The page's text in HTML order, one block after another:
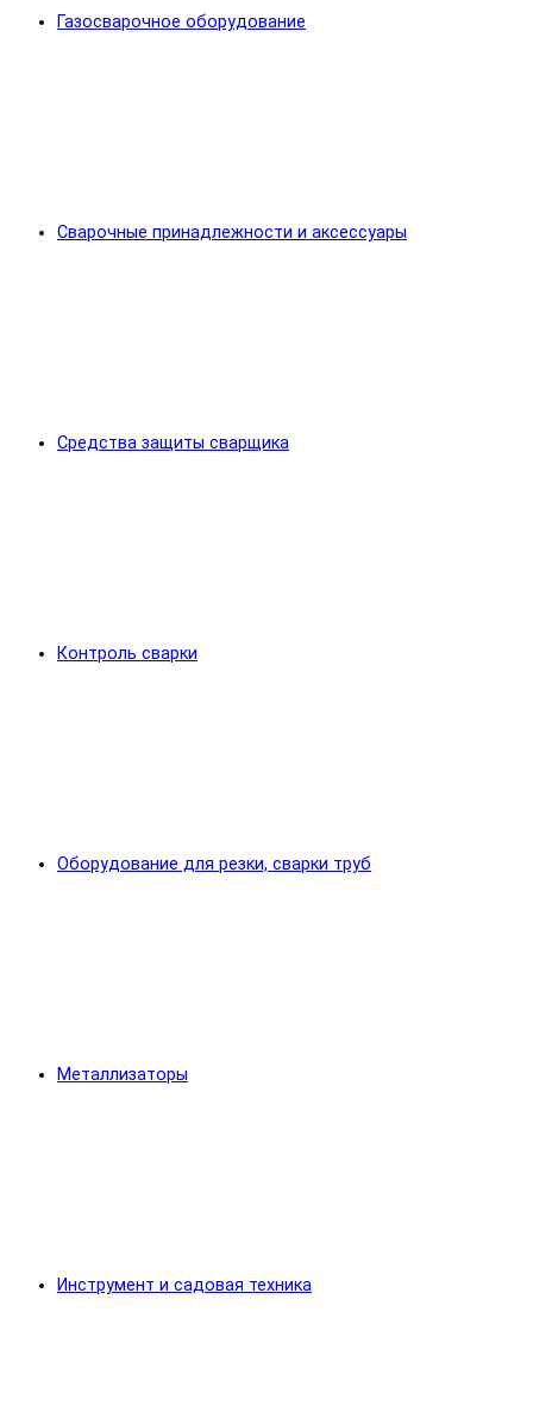
Газосварочное оборудование
Сварочные принадлежности и аксессуары
Средства защиты сварщика
Контроль сварки
Оборудование для резки, сварки труб
Металлизаторы
Инструмент и садовая техника